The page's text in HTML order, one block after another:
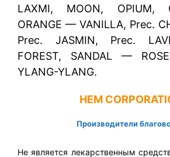
LAXMI, MOON, OPIUM,
ORANGE — VANILLA, Prec.
Prec. JASMIN, Prec.
FOREST, SANDAL —
YLANG-YLANG.
HEM
Производители
Не является лекарственным